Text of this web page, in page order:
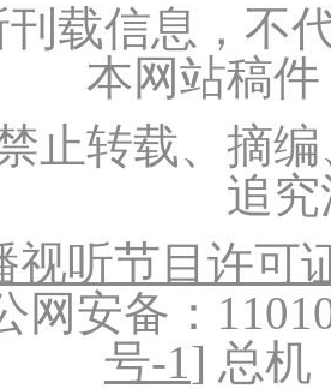
载信息，不
本网站稿
止转载、摘
追
视听节目许可
网安备：
号-1] 总机